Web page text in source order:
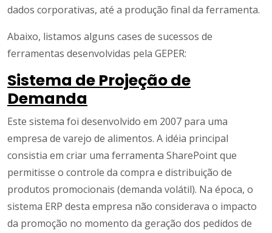
dados corporativas, até a produção final da ferramenta.
Abaixo, listamos alguns cases de sucessos de
ferramentas desenvolvidas pela GEPER:
Sistema de Projeção de
Demanda
Este sistema foi desenvolvido em 2007 para uma
empresa de varejo de alimentos. A idéia principal
consistia em criar uma ferramenta SharePoint que
permitisse o controle da compra e distribuição de
produtos promocionais (demanda volátil). Na época, o
sistema ERP desta empresa não considerava o impacto
da promoção no momento da geração dos pedidos de